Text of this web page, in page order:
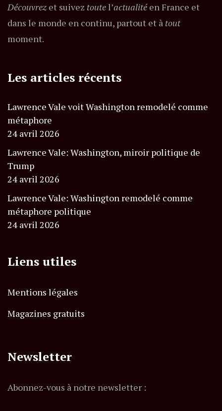
Découvrez et suivez toutel’actualitéen France et
dans le monde en continu, partout et à tout
moment.
Les articles récents
Lawrence Vale voit Washington remodelé comme
métaphore
24 avril 2026
Lawrence Vale: Washington, miroir politique de
Trump
24 avril 2026
Lawrence Vale: Washington remodelé comme
métaphore politique
24 avril 2026
Liens utiles
Mentions légales
Magazines gratuits
Newsletter
Abonnez-vous à notre newsletter :